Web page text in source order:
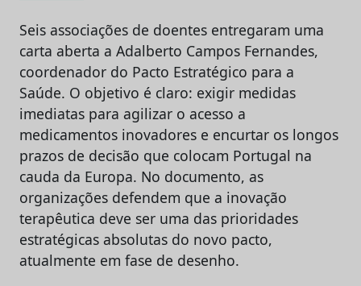
Seis associações de doentes entregaram uma
carta aberta a Adalberto Campos Fernandes,
coordenador do Pacto Estratégico para a
Saúde. O objetivo é claro: exigir medidas
imediatas para agilizar o acesso a
medicamentos inovadores e encurtar os longos
prazos de decisão que colocam Portugal na
cauda da Europa. No documento, as
organizações defendem que a inovação
terapêutica deve ser uma das prioridades
estratégicas absolutas do novo pacto,
atualmente em fase de desenho.